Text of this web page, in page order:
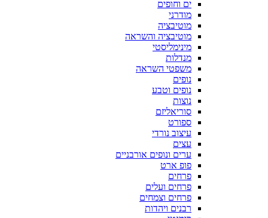
ים וחופים
מודרני
מוטיבציה
מוטיבציה והשראה
מינימליסטי
מנדלות
משפטי השראה
נופים
נופים וטבע
נוצות
סוריאליזם
ספורט
עיצוב נורדי
עצים
ערים ונופים אורבניים
פופ ארט
פרחים
פרחים ועלים
פרחים וצמחים
רבנים ויהדות